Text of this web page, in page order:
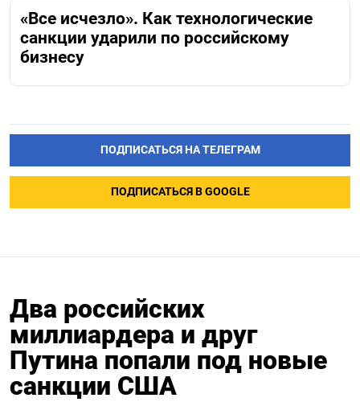
«Все исчезло». Как технологические
санкции ударили по российскому
бизнесу
ПОДПИСАТЬСЯ НА ТЕЛЕГРАМ
ПОДПИСАТЬСЯ В GOOGLE
Два российских
миллиардера и друг
Путина попали под новые
санкции США